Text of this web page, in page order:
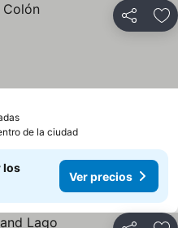
Compartir
de la ciudad
los
Ver precios